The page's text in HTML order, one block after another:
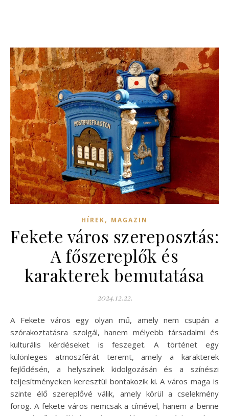
HÍREK, MAGAZIN
Fekete város szereposztás:
A főszereplők és
karakterek bemutatása
2024.12.22.
A Fekete város egy olyan mű, amely nem csupán a
szórakoztatásra szolgál, hanem mélyebb társadalmi és
kulturális kérdéseket is feszeget. A történet egy
különleges atmoszférát teremt, amely a karakterek
fejlődésén, a helyszínek kidolgozásán és a színészi
teljesítményeken keresztül bontakozik ki. A város maga is
szinte élő szereplővé válik, amely körül a cselekmény
forog. A fekete város nemcsak a címével, hanem a benne